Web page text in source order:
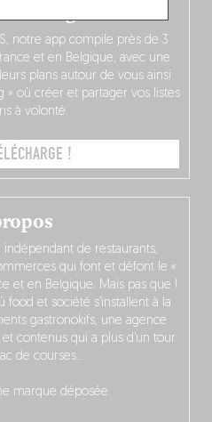
de restaurants,
qui font et défont le «
et en Belgique. Mais pas que !
food et société s’installent à la
gastronokifs, une agence
contenus qui a plus d’un tour
de courses…
marque déposée.
notre app compile près de 3
et en Belgique, avec une
plans autour de vous ainsi
» où créer et partager vos listes
à volonté.
!